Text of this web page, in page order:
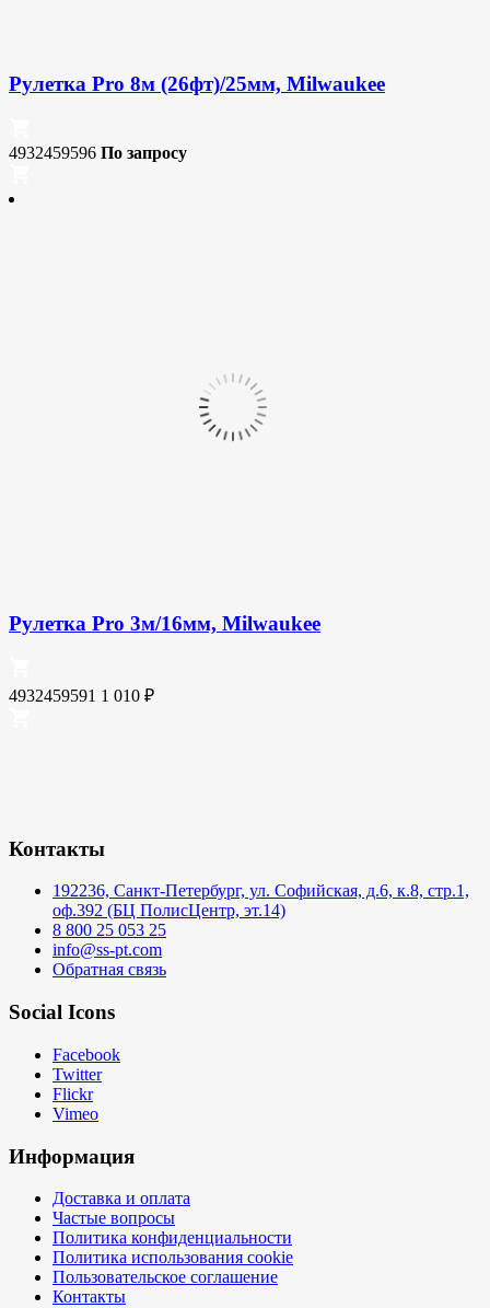
Рулетка Pro 8м (26фт)/25мм, Milwaukee
4932459596 По запросу
Рулетка Pro 3м/16мм, Milwaukee
4932459591 1 010 ₽
Контакты
192236, Санкт-Петербург, ул. Софийская, д.6, к.8, стр.1,
оф.392 (БЦ ПолисЦентр, эт.14)
8 800 25 053 25
info@ss-pt.com
Обратная связь
Social Icons
Facebook
Twitter
Flickr
Vimeo
Информация
Доставка и оплата
Частые вопросы
Политика конфиденциальности
Политика использования cookie
Пользовательское соглашение
Контакты